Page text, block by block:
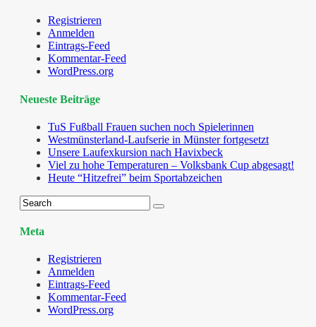
Registrieren
Anmelden
Eintrags-Feed
Kommentar-Feed
WordPress.org
Neueste Beiträge
TuS Fußball Frauen suchen noch Spielerinnen
Westmünsterland-Laufserie in Münster fortgesetzt
Unsere Laufexkursion nach Havixbeck
Viel zu hohe Temperaturen – Volksbank Cup abgesagt!
Heute “Hitzefrei” beim Sportabzeichen
Meta
Registrieren
Anmelden
Eintrags-Feed
Kommentar-Feed
WordPress.org